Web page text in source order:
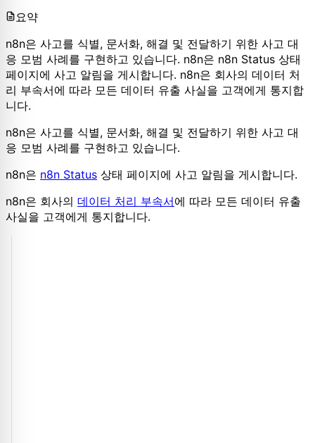
요약
n8n은 사고를 식별, 문서화, 해결 및 전달하기 위한 사고 대
응 모범 사례를 구현하고 있습니다. n8n은 n8n Status 상태
페이지에 사고 알림을 게시합니다. n8n은 회사의 데이터 처
리 부속서에 따라 모든 데이터 유출 사실을 고객에게 통지합
니다.
n8n은 사고를 식별, 문서화, 해결 및 전달하기 위한 사고 대
응 모범 사례를 구현하고 있습니다.
n8n은 n8n Status 상태 페이지에 사고 알림을 게시합니다.
n8n은 회사의 데이터 처리 부속서에 따라 모든 데이터 유출
사실을 고객에게 통지합니다.